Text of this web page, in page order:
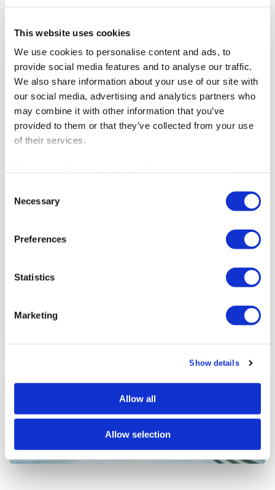
This website uses cookies
We use cookies to personalise content and ads, to
provide social media features and to analyse our traffic.
We also share information about your use of our site with
our social media, advertising and analytics partners who
may combine it with other information that you’ve
provided to them or that they’ve collected from your use
of their services.
Selection
Necessary
Preferences
Statistics
Marketing
Show details
Allow all
Allow selection
415 reseñas